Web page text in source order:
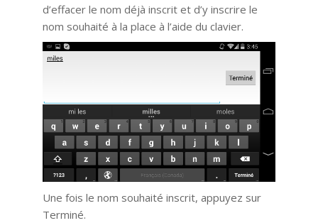
d’effacer le nom déjà inscrit et d’y inscrire le
nom souhaité à la place à l’aide du clavier.
Une fois le nom souhaité inscrit, appuyez sur
Terminé.